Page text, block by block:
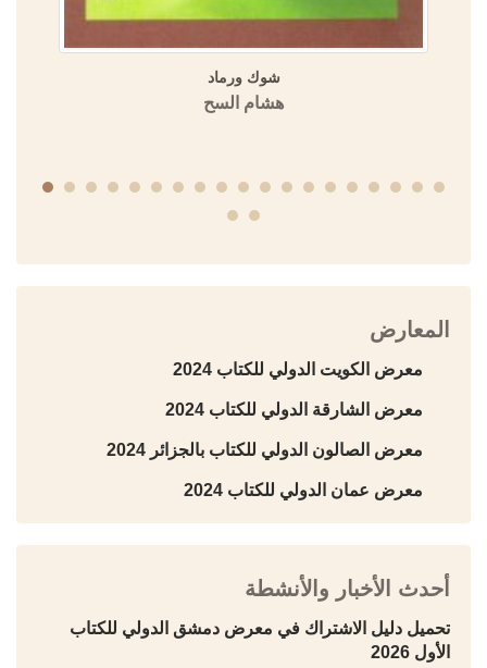
شوك ورماد
هشام السح
المعارض
معرض الكويت الدولي للكتاب 2024
معرض الشارقة الدولي للكتاب 2024
معرض الصالون الدولي للكتاب بالجزائر 2024
معرض عمان الدولي للكتاب 2024
أحدث الأخبار والأنشطة
تحميل دليل الاشتراك في معرض دمشق الدولي للكتاب
الأول 2026